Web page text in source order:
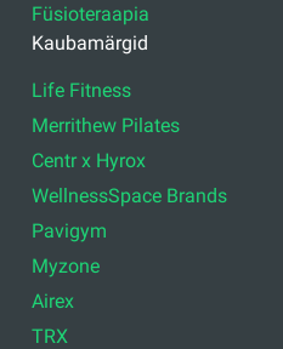
Füsioteraapia
Kaubamärgid
Life Fitness
Merrithew Pilates
Centr x Hyrox
WellnessSpace Brands
Pavigym
Myzone
Airex
TRX